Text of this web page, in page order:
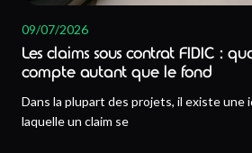
09/07/2026
Les claims sous contrat FIDIC :
compte autant que le fond
Dans la plupart des projets, il existe une
laquelle un claim se